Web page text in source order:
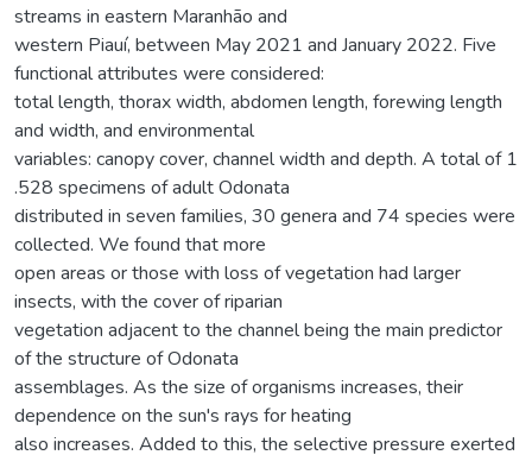
streams in eastern Maranhão and
western Piauí, between May 2021 and January 2022. Five
functional attributes were considered:
total length, thorax width, abdomen length, forewing length
and width, and environmental
variables: canopy cover, channel width and depth. A total of 1
.528 specimens of adult Odonata
distributed in seven families, 30 genera and 74 species were
collected. We found that more
open areas or those with loss of vegetation had larger
insects, with the cover of riparian
vegetation adjacent to the channel being the main predictor
of the structure of Odonata
assemblages. As the size of organisms increases, their
dependence on the sun's rays for heating
also increases. Added to this, the selective pressure exerted